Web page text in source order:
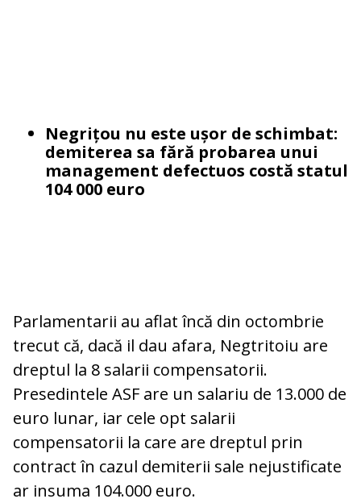
Negrițou nu este ușor de schimbat:
demiterea sa fără probarea unui
management defectuos costă statul
104 000 euro
Parlamentarii au aflat încă din octombrie
trecut că, dacă il dau afara, Negtritoiu are
dreptul la 8 salarii compensatorii.
Presedintele ASF are un salariu de 13.000 de
euro lunar, iar cele opt salarii
compensatorii la care are dreptul prin
contract în cazul demiterii sale nejustificate
ar insuma 104.000 euro.